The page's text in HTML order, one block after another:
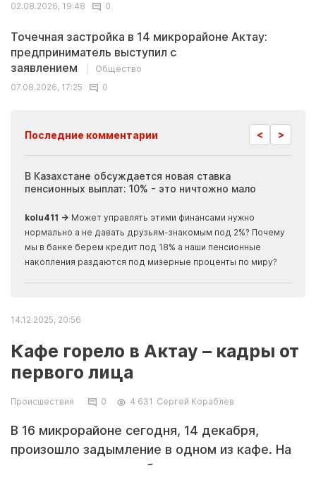
02.08.2026, 19:48
0
Точечная застройка в 14 микрорайоне Актау:
предприниматель выступил с
заявлением
Общество
07.08.2026, 17:25
0
Последние комментарии < >
В Казахстане обсуждается новая ставка
пенсионных выплат: 10% - это ничтожно мало
kolu411 → Может управлять этими финансами нужно
нормально а не давать друзьям-знакомым под 2%? Почему
мы в банке берем кредит под 18% а наши пенсионные
накопления раздаются под мизерные проценты по миру?
14.12.2025, 20:56
Кафе горело в Актау – кадры от
первого лица
Происшествия 0 4 631 Сергей Кораблев
В 16 микрорайоне сегодня, 14 декабря,
произошло задымление в одном из кафе. На
место происшествия были оперативно